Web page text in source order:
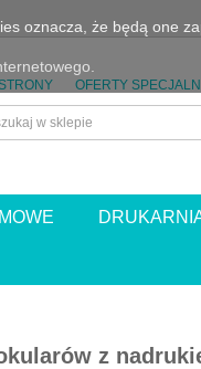
OFERTY
z
oznacza, że będą one